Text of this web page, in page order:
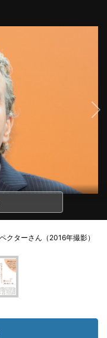
クターさん（2016年撮影）